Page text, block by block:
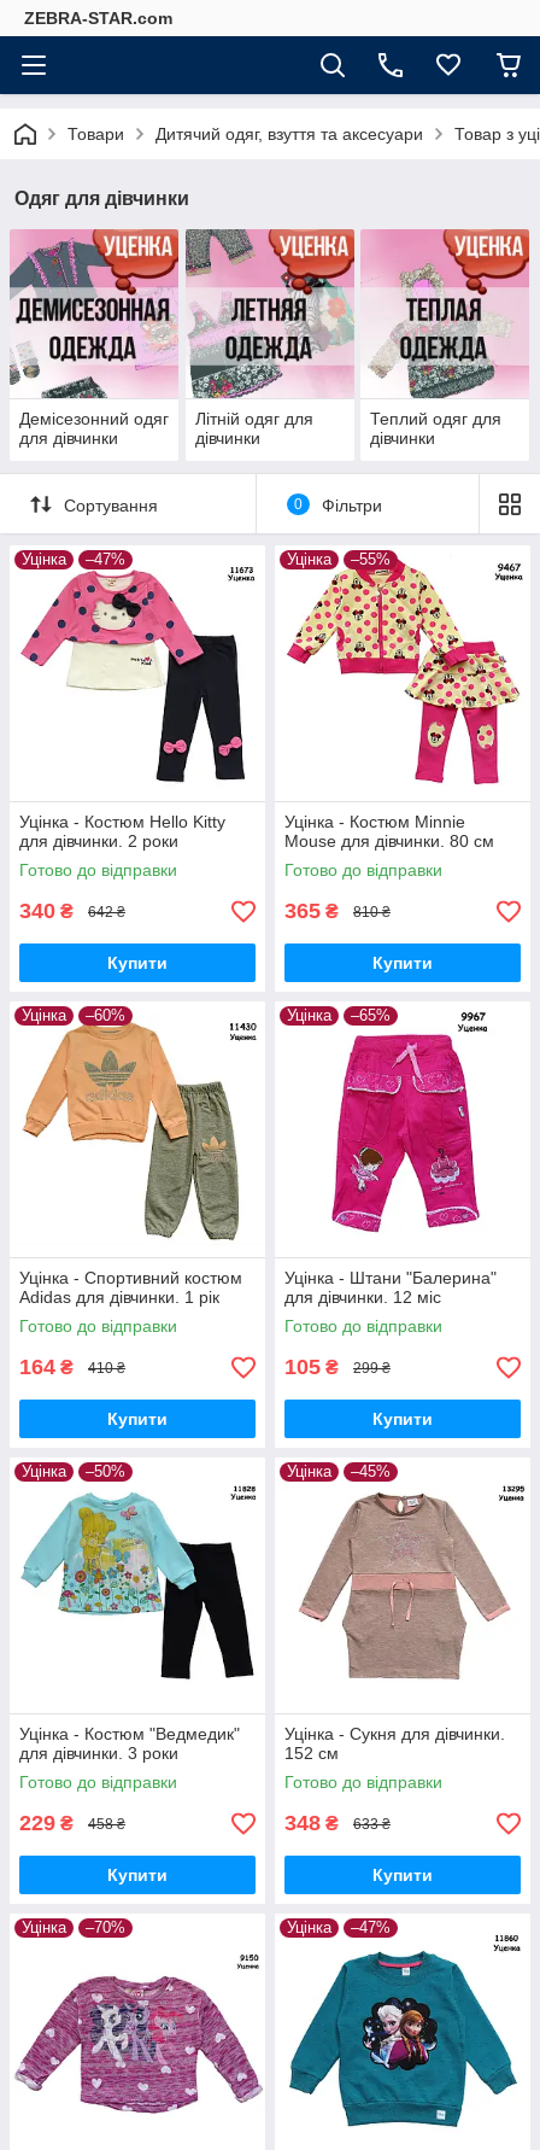
ZEBRA-STAR.com
Товари Дитячий одяг, взуття та аксесуари Товар з
Одяг для дівчинки
Демісезонний одяг
для дівчинки
Літній одяг для
дівчинки
Теплий одяг для
дівчинки
Сортування 0 Фільтри
Уцінка –47%
Уцінка - Костюм Hello Kitty
для дівчинки. 2 роки
Готово до відправки
340 ₴ 642 ₴
Купити
Уцінка –55%
Уцінка - Костюм Minnie
Mouse для дівчинки. 80 см
Готово до відправки
365 ₴ 810 ₴
Купити
Уцінка –60%
Уцінка - Спортивний костюм
Adidas для дівчинки. 1 рік
Готово до відправки
164 ₴ 410 ₴
Купити
Уцінка –65%
Уцінка - Штани "Балерина"
для дівчинки. 12 міс
Готово до відправки
105 ₴ 299 ₴
Купити
Уцінка –50%
Уцінка - Костюм "Ведмедик"
для дівчинки. 3 роки
Готово до відправки
229 ₴ 458 ₴
Купити
Уцінка –45%
Уцінка - Сукня для дівчинки.
152 см
Готово до відправки
348 ₴ 633 ₴
Купити
Уцінка –70% Уцінка –47%